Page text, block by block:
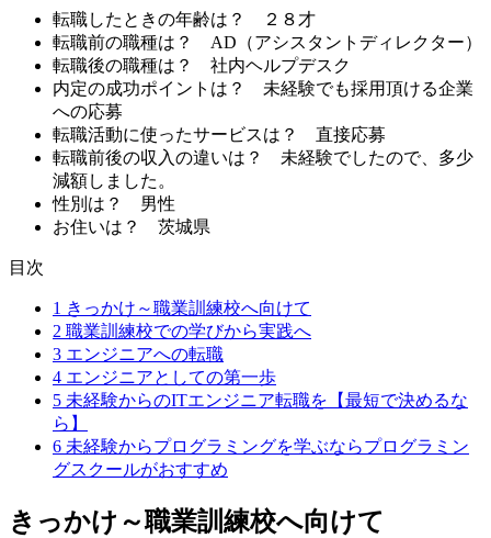
転職したときの年齢は？
２８才
転職前の職種は？ AD（アシスタントディレクター）
転職後の職種は？ 社内ヘルプデスク
内定の成功ポイントは？ 未経験でも採用頂ける企業
への応募
転職活動に使ったサービスは？ 直接応募
転職前後の収入の違いは？ 未経験でしたので、多少
減額しました。
性別は？ 男性
お住いは？ 茨城県
目次
1 きっかけ～職業訓練校へ向けて
2 職業訓練校での学びから実践へ
3 エンジニアへの転職
4 エンジニアとしての第一歩
5 未経験からのITエンジニア転職を【最短で決めるな
ら】
6 未経験からプログラミングを学ぶならプログラミン
グスクールがおすすめ
きっかけ～職業訓練校へ向けて